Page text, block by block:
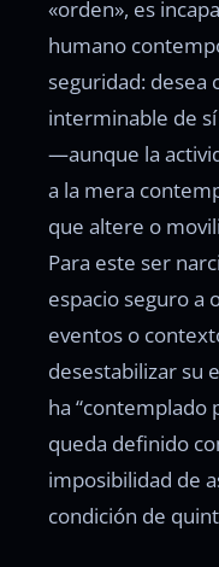
«orden», es
humano
seguridad: desea
interminable de
—aunque la
a la mera
que altere o
Para este ser
espacio seguro a
eventos o
desestabilizar su
ha “contemplado
queda definido
imposibilidad de
condición de